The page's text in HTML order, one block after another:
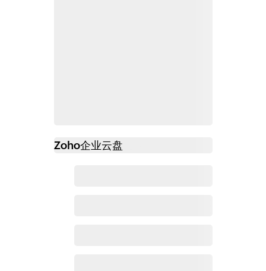
Zoho企业云盘